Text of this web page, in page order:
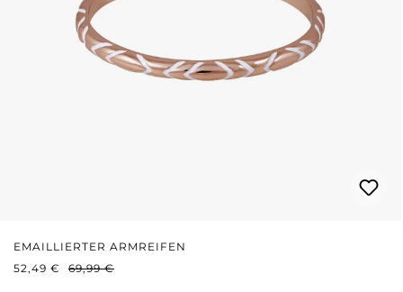
EMAILLIERTER ARMREIFEN
VERKAUFSPREIS:
52,49 € REGULÄRER PREIS:
69,99 €